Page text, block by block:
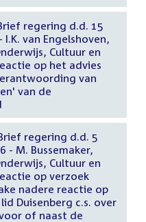
regering d.d. 15
van Engelshoven,
Cultuur en
op het advies
van
de
regering d.d. 5
- M. Bussemaker,
Cultuur en
op verzoek
nadere reactie op
Duisenberg c.s. over
of naast de